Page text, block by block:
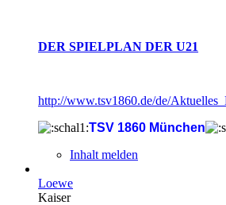
DER SPIELPLAN DER U21
http://www.tsv1860.de/de/
TSV 1860 München
Inhalt melden
Loewe
Kaiser